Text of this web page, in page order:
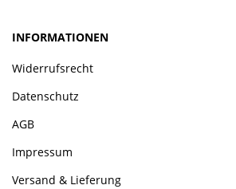
INFORMATIONEN
Widerrufsrecht
Datenschutz
AGB
Impressum
Versand & Lieferung